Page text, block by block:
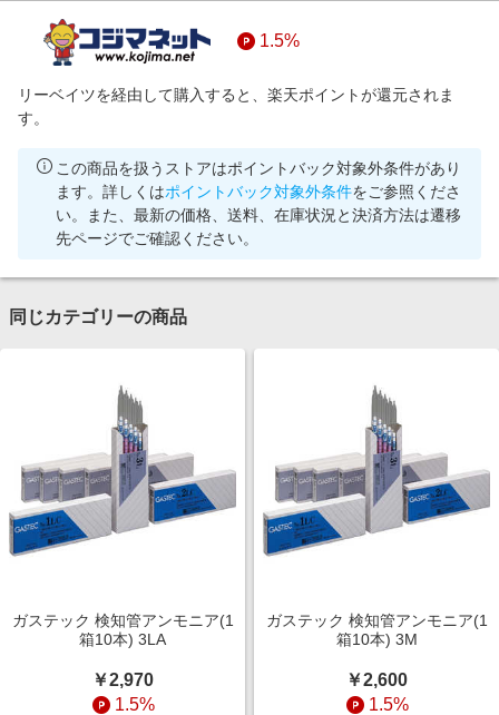
1.5%
リーベイツを経由して購入すると、楽天ポイントが還元されま
す。
この商品を扱うストアはポイントバック対象外条件があり
ます。詳しくはポイントバック対象外条件をご参照くださ
い。また、最新の価格、送料、在庫状況と決済方法は遷移
先ページでご確認ください。
同じカテゴリーの商品
ガステック 検知管アンモニア(1
箱10本) 3LA
￥2,970
1.5%
ガステック 検知管アンモニア(1
箱10本) 3M
￥2,600
1.5%